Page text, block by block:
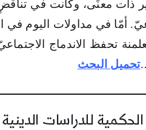
الأوروبيّ
ذات معنًى، وكانت في
أمّا في مداولات اليوم في
تحفظ الاندماج
تحميل البحث
للدراسات